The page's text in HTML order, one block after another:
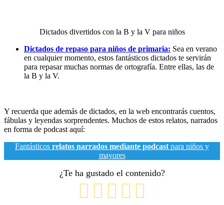
Dictados divertidos con la B y la V para niños
Dictados de repaso para niños de primaria: Sea en verano
en cualquier momento, estos fantásticos dictados te servirán
para repasar muchas normas de ortografía. Entre ellas, las de
la B y la V.
Y recuerda que además de dictados, en la web encontrarás cuentos,
fábulas y leyendas sorprendentes. Muchos de estos relatos, narrados
en forma de podcast aquí:
Fantásticos relatos narrados mediante podcast para niños y
mayores
¿Te ha gustado el contenido?